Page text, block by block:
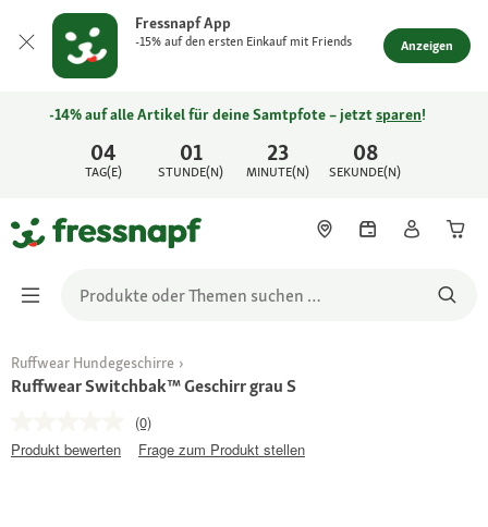
Fressnapf App
-15% auf den ersten Einkauf mit Friends Anzeigen
04
TAG(E)
01
STUNDE(N)
23
MINUTE(N)
08
SEKUNDE(N)
-14% auf alle Artikel für deine Samtpfote – jetztsparen!
Ruffwear Hundegeschirre
Ruffwear Switchbak™ Geschirr grau S
(0)
Produkt bewerten
Frage zum Produkt stellen